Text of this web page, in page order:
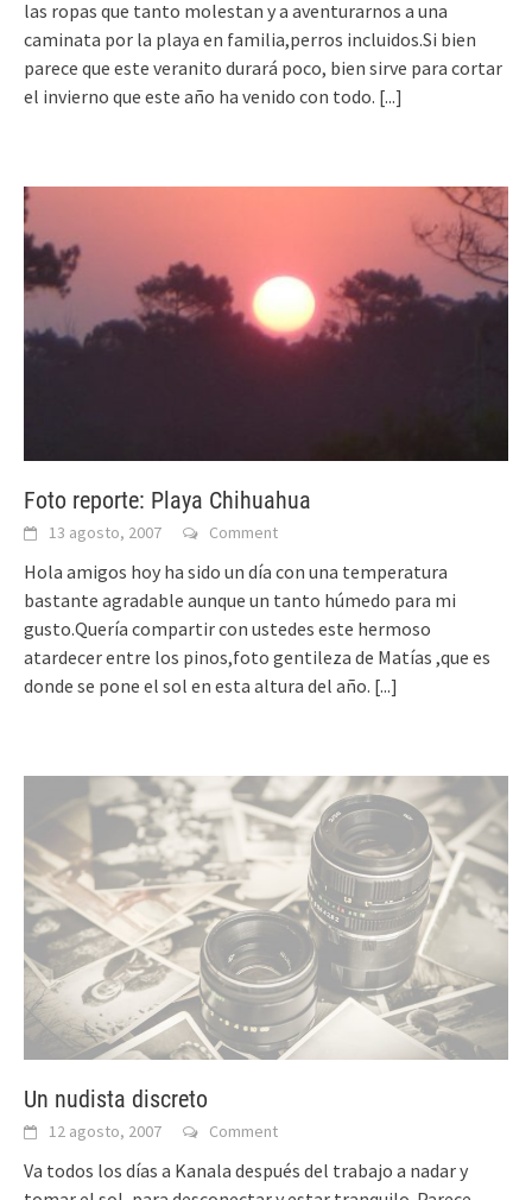
las ropas que tanto molestan y a aventurarnos a una
caminata por la playa en familia,perros incluidos.Si bien
parece que este veranito durará poco, bien sirve para cortar
el invierno que este año ha venido con todo. [...]
Foto reporte: Playa Chihuahua
13 agosto, 2007 Comment
Hola amigos hoy ha sido un día con una temperatura
bastante agradable aunque un tanto húmedo para mi
gusto.Quería compartir con ustedes este hermoso
atardecer entre los pinos,foto gentileza de Matías ,que es
donde se pone el sol en esta altura del año. [...]
Un nudista discreto
12 agosto, 2007 Comment
Va todos los días a Kanala después del trabajo a nadar y